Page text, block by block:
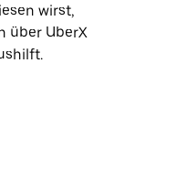
wirst,
über UberX